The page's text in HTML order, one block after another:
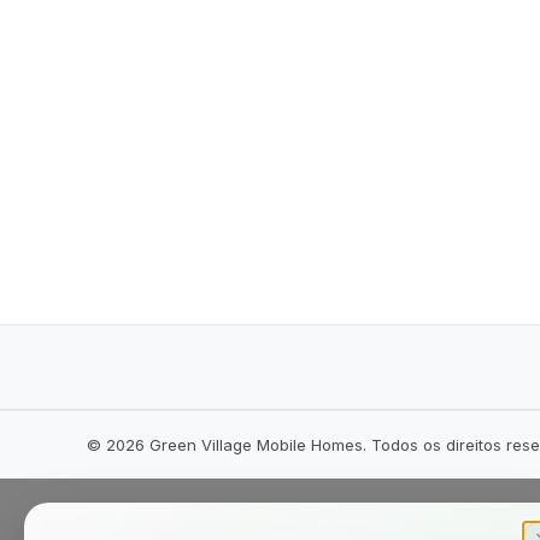
© 2026 Green Village Mobile Homes. Todos os direitos